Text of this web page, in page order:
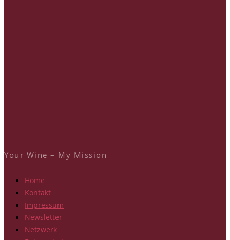
Your Wine – My Mission
Home
Kontakt
Impressum
Newsletter
Netzwerk